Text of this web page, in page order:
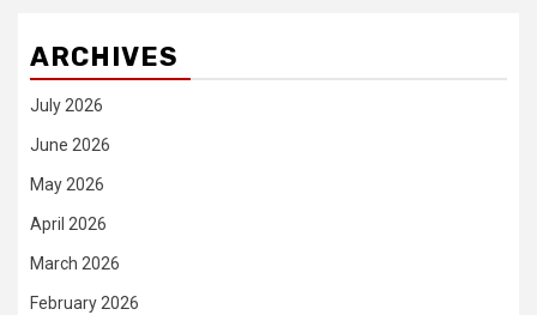
ARCHIVES
July 2026
June 2026
May 2026
April 2026
March 2026
February 2026